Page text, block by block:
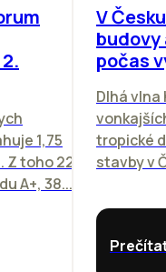
1,75
Z toho 22
A+, 38...
V
počas
Dlhá
tropické
stavby v